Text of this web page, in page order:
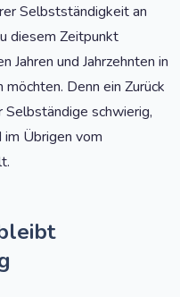
Selbstständigkeit an
diesem Zeitpunkt
Jahren und Jahrzehnten in
Denn ein Zurück
Selbständige schwierig,
im Übrigen vom